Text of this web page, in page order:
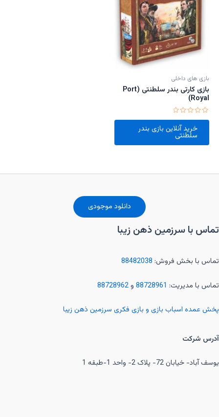
بازی های داخلی
بازی کارتی بندر سلطنتی (Port
Royal)
امتیاز
خرید آنلاین بازی بندر
سلطنتی
دانلود موجودی
تماس با سرزمین ذهن زیبا
تماس با بخش فروش: 88482038
تماس با مدیریت: 88728961 و88728962
پخش عمده اسباب بازی و بازی فکری سرزمین ذهن زیبا
آدرس شرکت
یوسف آباد- خیابان 72- پلاک 2- واحد 1-طبقه 1